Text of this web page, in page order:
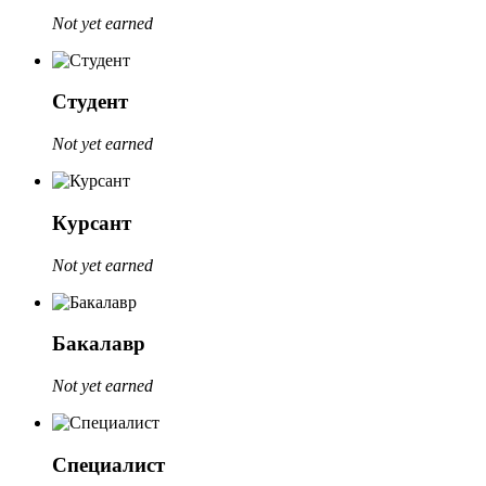
Not yet earned
Студент
Not yet earned
Курсант
Not yet earned
Бакалавр
Not yet earned
Специалист